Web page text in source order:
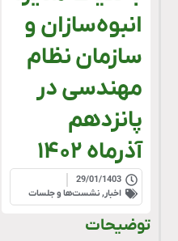
انبوه‌سازان و
سازمان نظام
مهندسی در
پانزدهم
آذرماه ۱۴۰۲
29/01/1403
اخبار ,نشست‌ها و جلسات
توضیحات